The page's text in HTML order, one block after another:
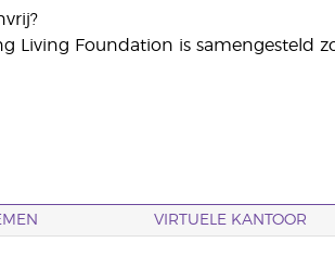
Living Foundation is
VIRTUELE KANTOOR